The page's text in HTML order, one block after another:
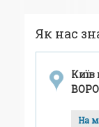
Як нас
Київ
На